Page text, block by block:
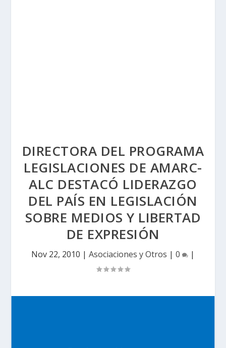
DIRECTORA DEL PROGRAMA
LEGISLACIONES DE AMARC-
ALC DESTACÓ LIDERAZGO
DEL PAÍS EN LEGISLACIÓN
SOBRE MEDIOS Y LIBERTAD
DE EXPRESIÓN
Nov 22, 2010 | Asociaciones y Otros | 0 |